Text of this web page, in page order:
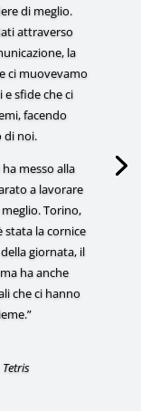
di meglio.
attraverso
la
ci muovevamo
sfide che ci
facendo
di noi.
messo alla
a lavorare
Torino,
stata la cornice
giornata, il
ha anche
che ci hanno